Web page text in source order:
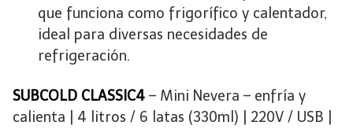
que funciona como frigorífico y calentador,
ideal para diversas necesidades de
refrigeración.
SUBCOLD CLASSIC4 – Mini Nevera – enfría y
calienta | 4 litros / 6 latas (330ml) | 220V / USB |